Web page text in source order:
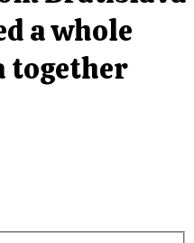
a whole
together